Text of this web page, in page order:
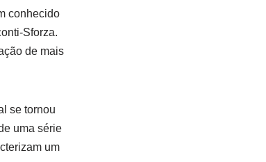
conhecido
Sforza.
de mais
se tornou
uma série
um